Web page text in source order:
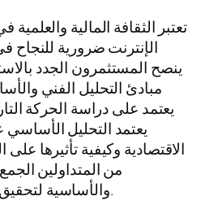
تعتبر الثقافة المالية
الإنترنت ضرورية للنجاح
ينصح المستثمرون الجدد
مبادئ التحليل الفني
يعتمد على دراسة الحركة
يعتمد التحليل
الاقتصادية وكيفية تأثيرها
من المتداولين
والأساسية لتحقيق فهم أعمق للسوق.